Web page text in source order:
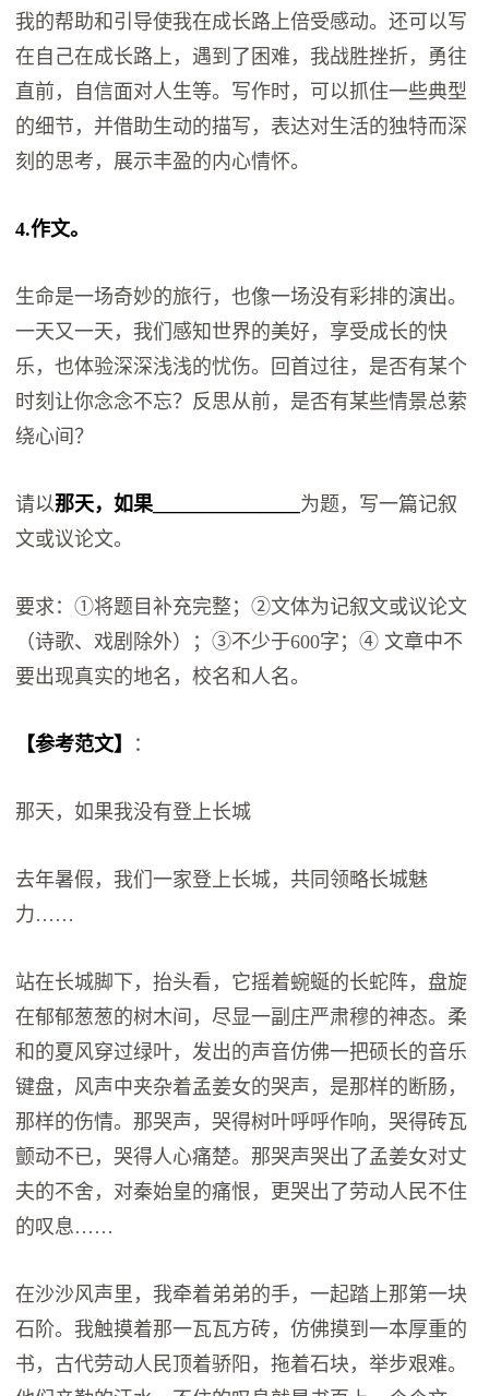
我的帮助和引导使我在成长路上倍受感动。还可以写
在自己在成长路上，遇到了困难，我战胜挫折，勇往
直前，自信面对人生等。写作时，可以抓住一些典型
的细节，并借助生动的描写，表达对生活的独特而深
刻的思考，展示丰盈的内心情怀。
4.作文。
生命是一场奇妙的旅行，也像一场没有彩排的演出。
一天又一天，我们感知世界的美好，享受成长的快
乐，也体验深深浅浅的忧伤。回首过往，是否有某个
时刻让你念念不忘？反思从前，是否有某些情景总萦
绕心间？
请以那天，如果_______________ 为题，写一篇记叙
文或议论文。
要求：①将题目补充完整；②文体为记叙文或议论文
（诗歌、戏剧除外）；③不少于600字；④ 文章中不
要出现真实的地名，校名和人名。
【参考范文】 ：
那天，如果我没有登上长城
去年暑假，我们一家登上长城，共同领略长城魅
力……
站在长城脚下，抬头看，它摇着蜿蜒的长蛇阵，盘旋
在郁郁葱葱的树木间，尽显一副庄严肃穆的神态。柔
和的夏风穿过绿叶，发出的声音仿佛一把硕长的音乐
键盘，风声中夹杂着孟姜女的哭声，是那样的断肠，
那样的伤情。那哭声，哭得树叶呼呼作响，哭得砖瓦
颤动不已，哭得人心痛楚。那哭声哭出了孟姜女对丈
夫的不舍，对秦始皇的痛恨，更哭出了劳动人民不住
的叹息……
在沙沙风声里，我牵着弟弟的手，一起踏上那第一块
石阶。我触摸着那一瓦瓦方砖，仿佛摸到一本厚重的
书，古代劳动人民顶着骄阳，拖着石块，举步艰难。